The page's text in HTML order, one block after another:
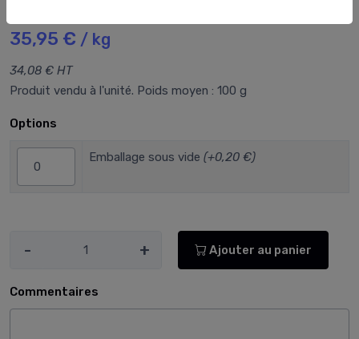
35,95 € / kg
34,08 € HT
Produit vendu à l'unité. Poids moyen : 100 g
Options
Emballage sous vide (+0,20 €)
- + Ajouter au panier
Commentaires